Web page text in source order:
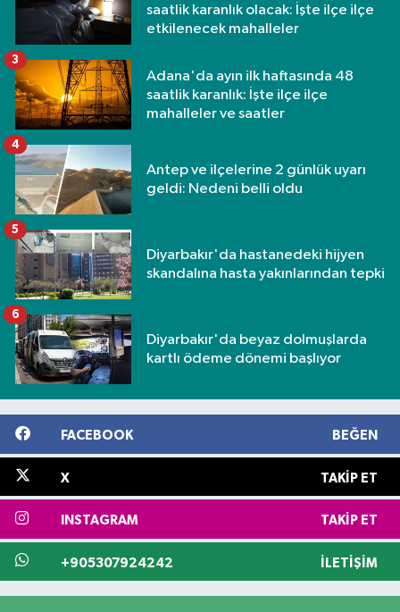
saatlik karanlık olacak: İşte ilçe ilçe
etkilenecek mahalleler
Adana'da ayın ilk haftasında 48
saatlik karanlık: İşte ilçe ilçe
mahalleler ve saatler
3
Antep ve ilçelerine 2 günlük uyarı
geldi: Nedeni belli oldu
4
Diyarbakır'da hastanedeki hijyen
skandalına hasta yakınlarından tepki
5
Diyarbakır'da beyaz dolmuşlarda
kartlı ödeme dönemi başlıyor
6
FACEBOOK BEĞEN
X TAKIP ET
INSTAGRAM TAKIP ET
+905307924242 İLETIŞIM